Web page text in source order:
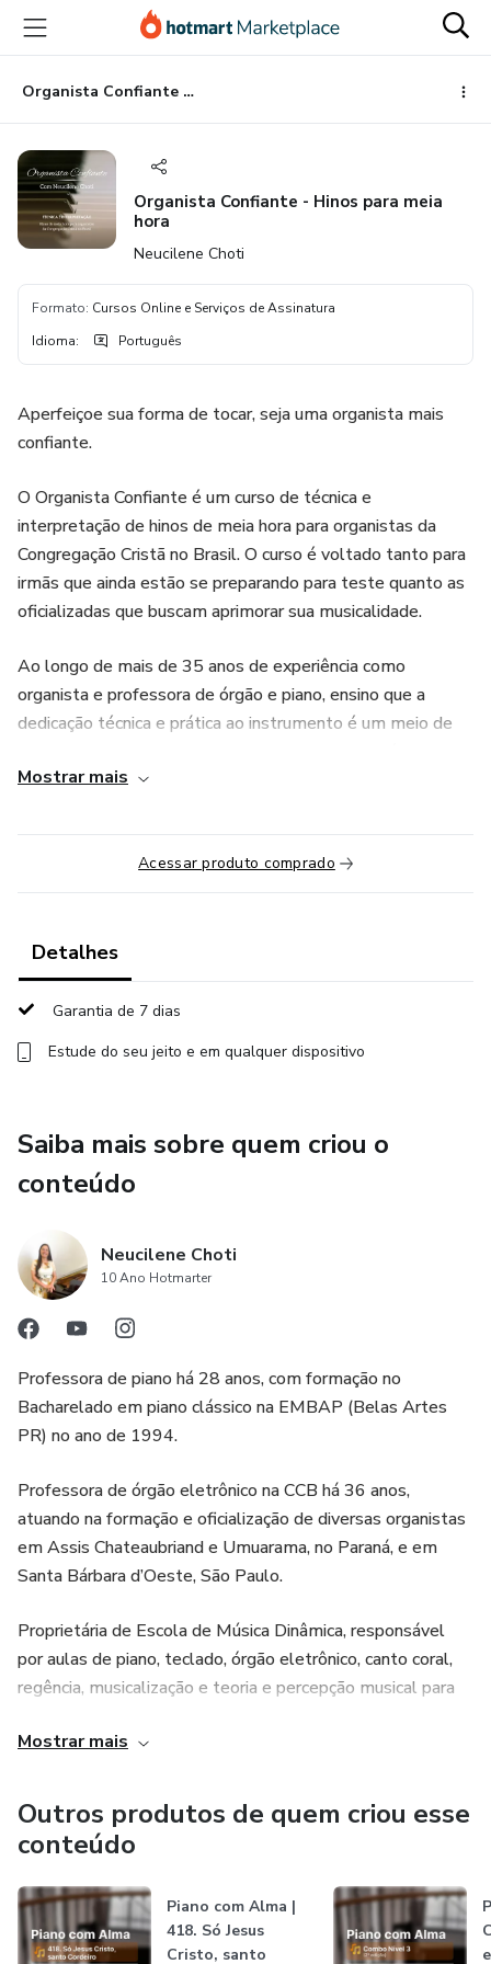
para
conteúdo
principal
para
pagamento
para
rodapé
Organista Confiante - Hinos para meia hora
Organista Confiante - Hinos para meia
hora
Neucilene Choti
Formato: Cursos Online e Serviços de Assinatura
Idioma: Português
Aperfeiçoe sua forma de tocar, seja uma organista mais
confiante.
O Organista Confiante é um curso de técnica e
interpretação de hinos de meia hora para organistas da
Congregação Cristã no Brasil. O curso é voltado tanto para
irmãs que ainda estão se preparando para teste quanto as
oficializadas que buscam aprimorar sua musicalidade.
Ao longo de mais de 35 anos de experiência como
organista e professora de órgão e piano, ensino que a
dedicação técnica e prática ao instrumento é um meio de
deste curso é orientar detalhadamente como executar 20
confiança em cultos, batismos, reuniões de mocidade e
- Aperfeiçoamento Técnico: aulas práticas com instruções
de interpretação e execução dos hinos, incluindo técnicas
andamento; uso do pedal de expressão; execução do
mudança e deslizamento; percepção musical com foco em
intervalos, acordes e campo harmônico, entre outros
- Desenvolvimento Pessoal: Foco na construção de
confiança e preparo emocional, para que a organista saiba
identificar rapidamente os pontos mais importantes dos
hinos e, assim, possa tocar com firmeza e uma boa
expressividade.
- Guia Prático: Orientações claras para aplicar no estudo
situações.
Por que escolher o Organista Confiante?
trazer comunhão, paz e alegria para a irmandade quando
tocada com um bom preparo técnico. Tendo isso em vista,
este curso é dedicado a irmãs que desejam se aprimorar
suas capacidades e em comunhão com a orquestra.
Mostrar mais
Acessar produto comprado
Detalhes
Garantia de 7 dias
Estude do seu jeito e em qualquer dispositivo
Saiba mais sobre quem criou o
conteúdo
Neucilene Choti
10 Ano Hotmarter
Professora de piano há 28 anos, com formação no
Bacharelado em piano clássico na EMBAP (Belas Artes
PR) no ano de 1994.
Professora de órgão eletrônico na CCB há 36 anos,
atuando na formação e oficialização de diversas organistas
em Assis Chateaubriand e Umuarama, no Paraná, e em
Santa Bárbara d’Oeste, São Paulo.
Proprietária de Escola de Música Dinâmica, responsável
por aulas de piano, teclado, órgão eletrônico, canto coral,
regência, musicalização e teoria e percepção musical para
eletrônico (Volume I e II).
Atividades extras:
- Pós-Graduação em Psicopedagogia pela Faculdade
Iguaçu (2007);
Mostrar mais
Outros produtos de quem criou esse
conteúdo
Piano com Alma |
418. Só Jesus
Cristo, santo